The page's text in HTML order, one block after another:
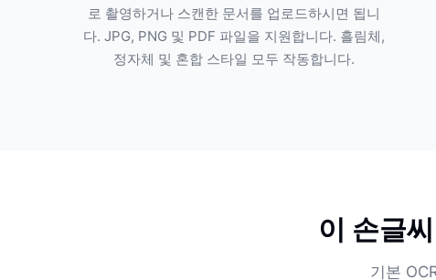
로 촬영하거나 스캔한 문서를 업로드하시면 됩니
다. JPG, PNG 및 PDF 파일을 지원합니다. 흘림체,
정자체 및 혼합 스타일 모두 작동합니다.
이 손글
기본